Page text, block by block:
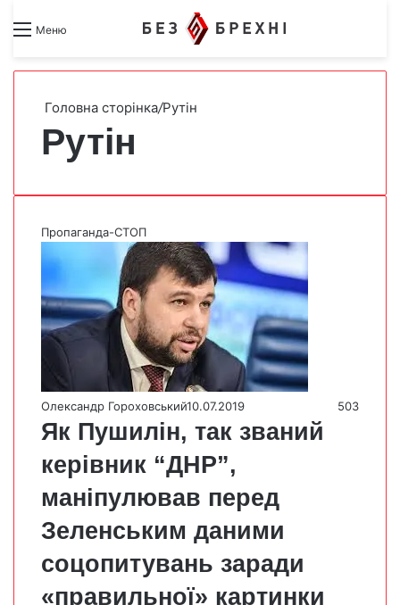
Меню Search forSwitch skin
Головна сторінка/Рутін
Рутін
Пропаганда-СТОП
Олександр Гороховський10.07.2019 503
Як Пушилін, так званий
керівник “ДНР”,
маніпулював перед
Зеленським даними
соцопитувань заради
«правильної» картинки